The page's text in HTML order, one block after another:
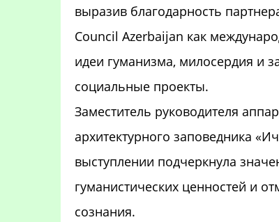
выразив благодарность
Council Azerbaijan как
идеи гуманизма, милосердия и
социальные проекты.
Заместитель руководителя
архитектурного заповедника
выступлении подчеркнула
гуманистических ценностей и
сознания.